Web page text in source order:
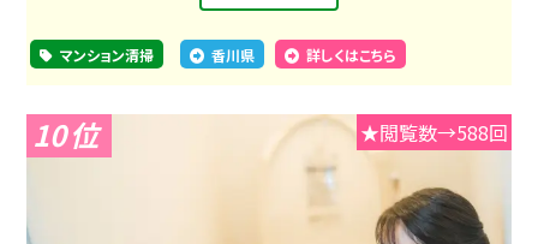
マンション清掃 香川県 詳しくはこちら
10 ★閲覧数→588回